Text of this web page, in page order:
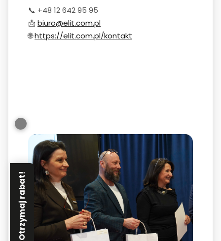
📞 +48 12 642 95 95
📩 biuro@elit.com.pl
🌐https://elit.com.pl/kontakt
Otrzymaj rabat!